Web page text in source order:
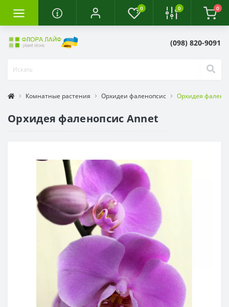
0 0 0
(098) 820-9091
Комнатные растения Орхидеи фаленопсис Орхидея
Орхидея фаленопсис Annet